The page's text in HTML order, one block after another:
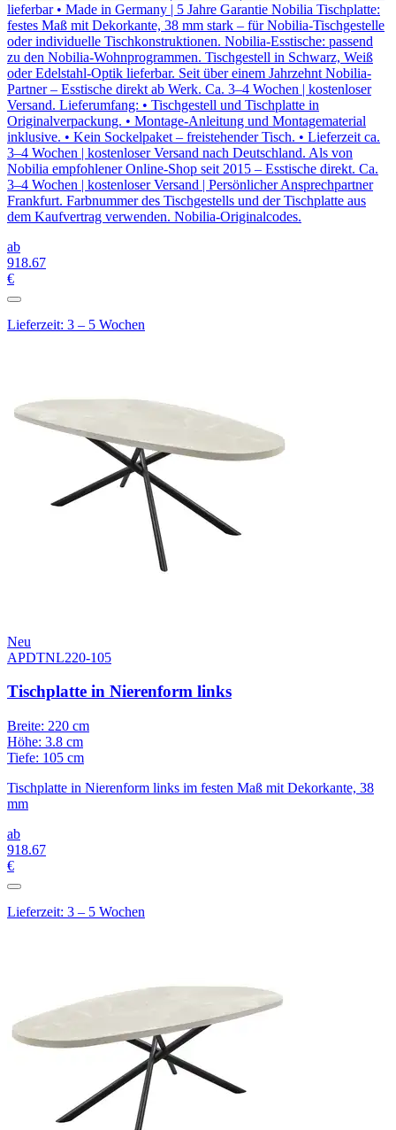
lieferbar • Made in Germany | 5 Jahre Garantie Nobilia Tischplatte:
festes Maß mit Dekorkante, 38 mm stark – für Nobilia-Tischgestelle
oder individuelle Tischkonstruktionen. Nobilia-Esstische: passend
zu den Nobilia-Wohnprogrammen. Tischgestell in Schwarz, Weiß
oder Edelstahl-Optik lieferbar. Seit über einem Jahrzehnt Nobilia-
Partner – Esstische direkt ab Werk. Ca. 3–4 Wochen | kostenloser
Versand. Lieferumfang: • Tischgestell und Tischplatte in
Originalverpackung. • Montage-Anleitung und Montagematerial
inklusive. • Kein Sockelpaket – freistehender Tisch. • Lieferzeit ca.
3–4 Wochen | kostenloser Versand nach Deutschland. Als von
Nobilia empfohlener Online-Shop seit 2015 – Esstische direkt. Ca.
3–4 Wochen | kostenloser Versand | Persönlicher Ansprechpartner
Frankfurt. Farbnummer des Tischgestells und der Tischplatte aus
dem Kaufvertrag verwenden. Nobilia-Originalcodes.
ab
918.67
€
Lieferzeit: 3 – 5 Wochen
Neu
APDTNL220-105
Tischplatte in Nierenform links
Breite: 220 cm
Höhe: 3.8 cm
Tiefe: 105 cm
Tischplatte in Nierenform links im festen Maß mit Dekorkante, 38
mm
ab
918.67
€
Lieferzeit: 3 – 5 Wochen